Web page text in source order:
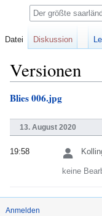
Versionen
Zur
springen
Zur
springen
Blies 006.jpg
13. August 2020
keine
19:58
Anmelden
Datei Diskussion
Suche